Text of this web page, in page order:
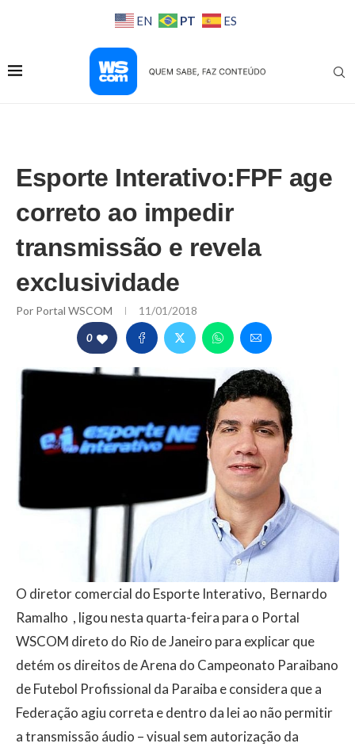
EN PT ES
Esporte Interativo:FPF age
correto ao impedir
transmissão e revela
exclusividade
Por Portal WSCOM 11/01/2018
0
O diretor comercial do Esporte Interativo, Bernardo
Ramalho , ligou nesta quarta-feira para o Portal
WSCOM direto do Rio de Janeiro para explicar que
detém os direitos de Arena do Campeonato Paraibano
de Futebol Profissional da Paraiba e considera que a
Federação agiu correta e dentro da lei ao não permitir
a transmissão áudio – visual sem autorização da